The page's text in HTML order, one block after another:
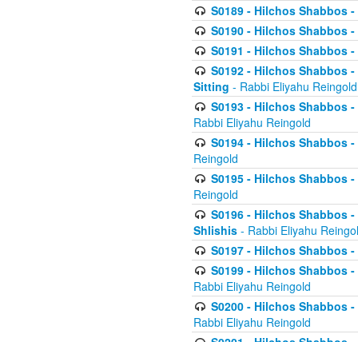
S0189 - Hilchos Shabbos
S0190 - Hilchos Shabbos
S0191 - Hilchos Shabbos
S0192 - Hilchos Shabbos
Sitting - Rabbi Eliyahu Reingold
S0193 - Hilchos Shabbos
Rabbi Eliyahu Reingold
S0194 - Hilchos Shabbos
Reingold
S0195 - Hilchos Shabbos
Reingold
S0196 - Hilchos Shabbos
Shlishis - Rabbi Eliyahu
S0197 - Hilchos Shabbos
S0199 - Hilchos Shabbos
Rabbi Eliyahu Reingold
S0200 - Hilchos Shabbos
Rabbi Eliyahu Reingold